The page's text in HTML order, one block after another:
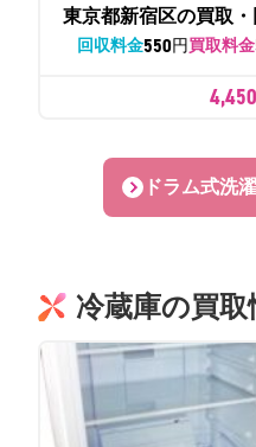
東京都新宿区の買取・
回収料金550円買取料金
4,450
ドラム式洗
冷蔵庫の買取